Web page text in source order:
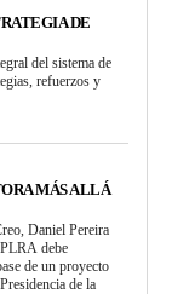
DE
del sistema de
refuerzos y
MÁS ALLÁ
Daniel Pereira
debe
de un proyecto
de la